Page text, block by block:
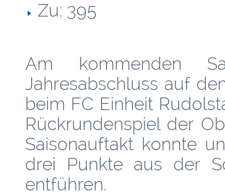
Zu: 395
Am kommenden
Jahresabschluss auf
beim FC Einheit
Rückrundenspiel der
Saisonauftakt konnte
drei Punkte aus der
entführen.